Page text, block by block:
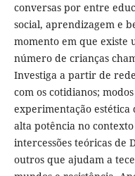
conversas por entre
social, aprendizagem e
momento em que existe
número de crianças
Investiga a partir de
com os cotidianos;
experimentação estética
alta potência no
intercessões teóricas de
outros que ajudam a